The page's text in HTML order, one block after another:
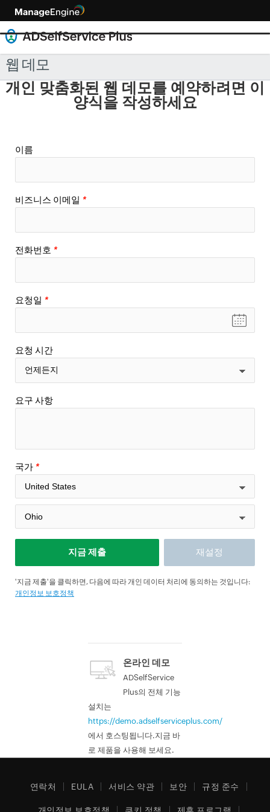
웹 데모
개인 맞춤화된 웹 데모를 예약하려면 이
양식을 작성하세요
이름
비즈니스 이메일 *
전화번호 *
요청일 *
요청 시간
요구 사항
국가 *
'지금 제출'을 클릭하면, 다음에 따라 개인 데이터 처리에 동의하는 것입니다:
개인정보 보호정책
온라인 데모
ADSelfService
Plus의 전체 기능
설치는
https://demo.adselfserviceplus.com/
에서 호스팅됩니다.지금 바
로 제품을 사용해 보세요.
연락처 EULA 서비스 약관 보안 규정 준수